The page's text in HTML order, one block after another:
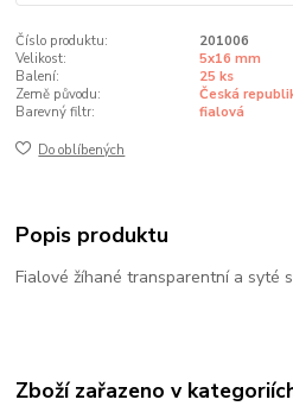
Číslo produktu:
201006
Velikost:
5x16 mm
Balení:
25 ks
Země původu:
Česká
Barevný filtr:
fialová
Do oblíbených
Popis produktu
Fialové žíhané transparentní a syté
Zboží zařazeno v